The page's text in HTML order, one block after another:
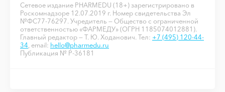
Сетевое издание PHARMEDU (18+) зарегистрировано в
Роскомнадзоре 12.07.2019 г. Номер свидетельства Эл
№ФС77-76297. Учредитель — Общество с ограниченной
ответственностью «ФАРМЕДУ» (ОГРН 1185074012881).
Главный редактор — Т. Ю. Ходанович. Тел: +7 (495) 120-44-
34 , email: hello@pharmedu.ru
Публикация № P-36181